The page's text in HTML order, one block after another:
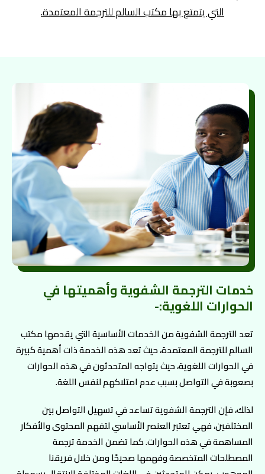
التي يتمتع بها مكتب السالم للترجمة المعتمدة.
خدمات الترجمة الشفوية وأهميتها في
الحوارات اللغوية:-
تعد الترجمة الشفوية من الخدمات الأساسية التي يقدمها مكتب
السالم للترجمة المعتمدة، حيث تعد هذه الخدمة ذات أهمية كبيرة
في الحوارات اللغوية، حيث يتواجه المتحدثون في هذه الحوارات
بصعوبة في التواصل بسبب عدم امتلاكهم لنفس اللغة.
لذلك، فإن الترجمة الشفوية تساعد في تسهيل التواصل بين
المختلفين، فهي تعتبر العنصر الأساسي لتفهم المحتوى والأفكار
المساهمة في هذه الحوارات. كما تضمن الخدمة ترجمة
المصطلحات المتخصصة وفهمها صحيحًا ومن خلال فريقنا